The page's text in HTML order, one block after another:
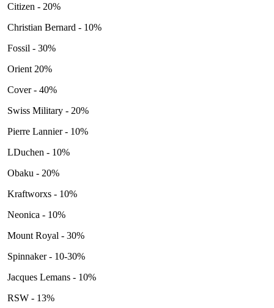
Citizen - 20%
Christian Bernard - 10%
Fossil - 30%
Orient 20%
Cover - 40%
Swiss Military - 20%
Pierre Lannier - 10%
LDuchen - 10%
Obaku - 20%
Kraftworxs - 10%
Neonica - 10%
Mount Royal - 30%
Spinnaker - 10-30%
Jacques Lemans - 10%
RSW - 13%